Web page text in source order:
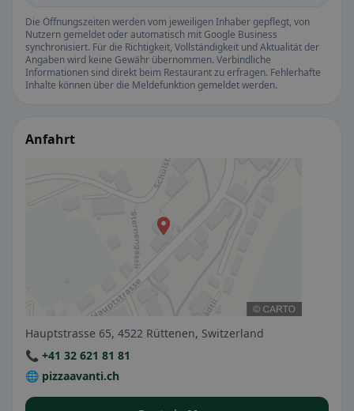
Die Öffnungszeiten werden vom jeweiligen Inhaber gepflegt, von
Nutzern gemeldet oder automatisch mit Google Business
synchronisiert. Für die Richtigkeit, Vollständigkeit und Aktualität der
Angaben wird keine Gewähr übernommen. Verbindliche
Informationen sind direkt beim Restaurant zu erfragen. Fehlerhafte
Inhalte können über die Meldefunktion gemeldet werden.
Anfahrt
Hauptstrasse 65, 4522 Rüttenen, Switzerland
📞 +41 32 621 81 81
🌐 pizzaavanti.ch